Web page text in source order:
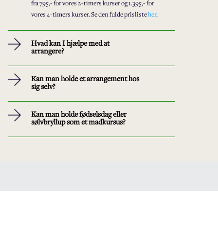
fra 795,- for vores 2-timers kurser og 1.395,- for
vores 4-timers kurser. Se den fulde prislisteher.
Hvad kan I hjælpe med at
arrangere?
Kan man holde et arrangement hos
sig selv?
Kan man holde fødselsdag eller
sølvbryllup som et madkursus?